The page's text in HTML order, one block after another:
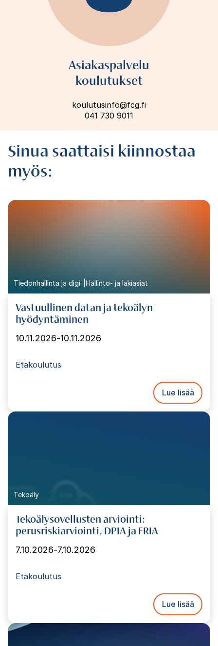
Asiakaspalvelu
koulutukset
koulutusinfo@fcg.fi
041 730 9011
Sinua saattaisi kiinnostaa
myös:
Tiedonhallinta ja digi Hallinto- ja lakiasiat
Vastuullinen datan ja tekoälyn
hyödyntäminen
10.11.2026-10.11.2026
Etäkoulutus
Lue lisää
Tekoäly
Tekoälysovellusten arviointi:
perusriskiarviointi, DPIA ja FRIA
7.10.2026-7.10.2026
Etäkoulutus
Lue lisää